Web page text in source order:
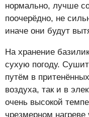
нормально, лучше
поочерёдно, не
иначе они будут
На хранение
сухую погоду.
путём в
воздуха, так и в
очень высокой
чрезмерном